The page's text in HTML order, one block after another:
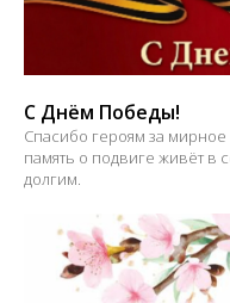
С Днём Победы!
Спасибо героям за мирное
память о подвиге живёт в
долгим.